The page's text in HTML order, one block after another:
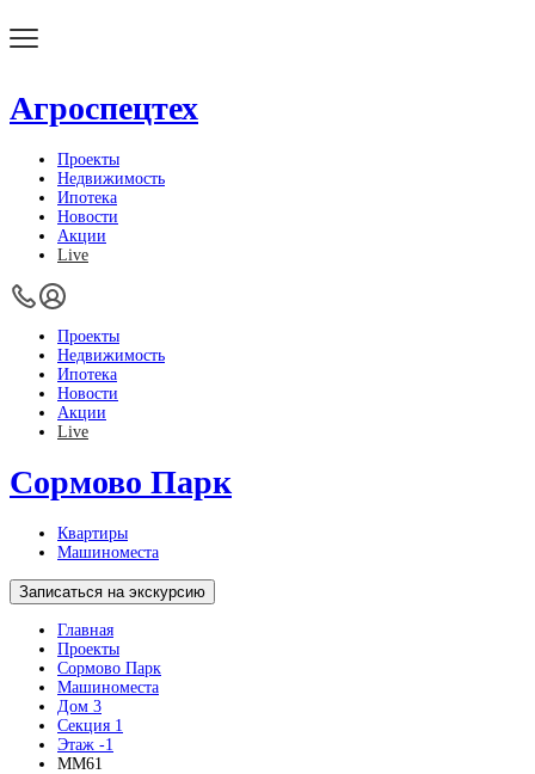
Агроспецтех
Проекты
Недвижимость
Ипотека
Новости
Акции
Live
Проекты
Недвижимость
Ипотека
Новости
Акции
Live
Сормово Парк
Квартиры
Машиноместа
Записаться на экскурсию
Главная
Проекты
Сормово Парк
Машиноместа
Дом 3
Секция 1
Этаж -1
ММ61